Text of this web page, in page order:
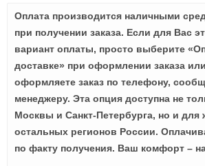
Оплата производится наличными
при получении заказа. Если для Вас
вариант оплаты, просто выберите
доставке» при оформлении заказа
оформляете заказ по телефону,
менеджеру. Эта опция доступна не
Москвы и Санкт-Петербурга, но и для
остальных регионов России.
по факту получения. Ваш комфорт –